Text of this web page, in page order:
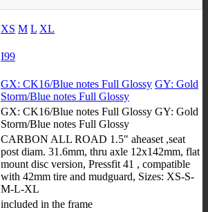
XS M L XL
I99
GX: CK16/Blue notes Full Glossy GY: Gold
Storm/Blue notes Full Glossy
GX: CK16/Blue notes Full Glossy GY: Gold
Storm/Blue notes Full Glossy
CARBON ALL ROAD 1.5" aheaset ,seat
post diam. 31.6mm, thru axle 12x142mm, flat
mount disc version, Pressfit 41 , compatible
with 42mm tire and mudguard, Sizes: XS-S-
M-L-XL
included in the frame